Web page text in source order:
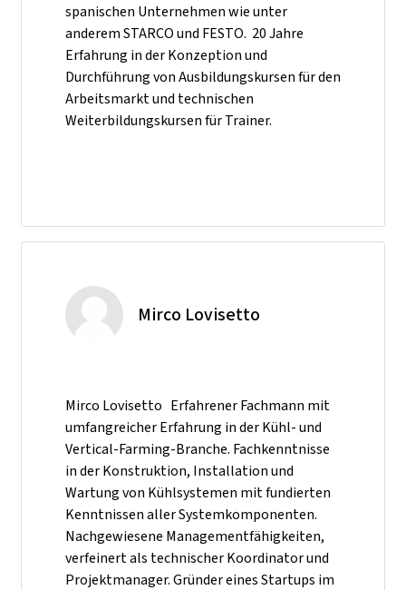
spanischen Unternehmen wie unter
anderem STARCO und FESTO. 20 Jahre
Erfahrung in der Konzeption und
Durchführung von Ausbildungskursen für den
Arbeitsmarkt und technischen
Weiterbildungskursen für Trainer.
Mirco Lovisetto
Mirco Lovisetto Erfahrener Fachmann mit
umfangreicher Erfahrung in der Kühl- und
Vertical-Farming-Branche. Fachkenntnisse
in der Konstruktion, Installation und
Wartung von Kühlsystemen mit fundierten
Kenntnissen aller Systemkomponenten.
Nachgewiesene Managementfähigkeiten,
verfeinert als technischer Koordinator und
Projektmanager. Gründer eines Startups im